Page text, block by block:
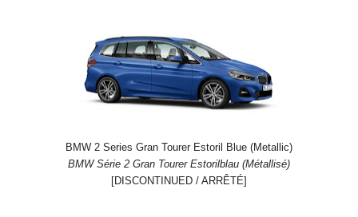
BMW 2 Series Gran Tourer Estoril Blue (Metallic)
BMW Série 2 Gran Tourer Estorilblau (Métallisé)
[DISCONTINUED / ARRÊTÉ]